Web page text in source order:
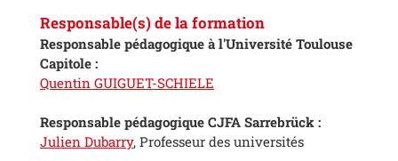
Responsable(s) de la formation
Responsable pédagogique à l'Université Toulouse
Capitole :
Quentin GUIGUET-SCHIELE
Responsable pédagogique CJFA Sarrebrück :
Julien Dubarry, Professeur des universités